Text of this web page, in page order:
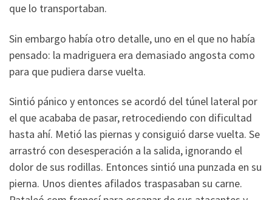
que lo transportaban.
Sin embargo había otro detalle, uno en el que no había
pensado: la madriguera era demasiado angosta como
para que pudiera darse vuelta.
Sintió pánico y entonces se acordó del túnel lateral por
el que acababa de pasar, retrocediendo con dificultad
hasta ahí. Metió las piernas y consiguió darse vuelta. Se
arrastró con desesperación a la salida, ignorando el
dolor de sus rodillas. Entonces sintió una punzada en su
pierna. Unos dientes afilados traspasaban su carne.